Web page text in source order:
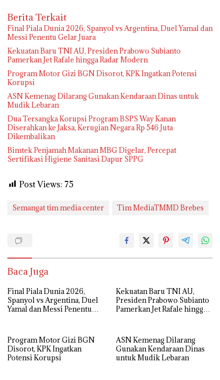
Berita Terkait
Final Piala Dunia 2026, Spanyol vs Argentina, Duel Yamal dan
Messi Penentu Gelar Juara
Kekuatan Baru TNI AU, Presiden Prabowo Subianto
Pamerkan Jet Rafale hingga Radar Modern
Program Motor Gizi BGN Disorot, KPK Ingatkan Potensi
Korupsi
ASN Kemenag Dilarang Gunakan Kendaraan Dinas untuk
Mudik Lebaran
Dua Tersangka Korupsi Program BSPS Way Kanan
Diserahkan ke Jaksa, Kerugian Negara Rp 546 Juta
Dikembalikan
Bimtek Penjamah Makanan MBG Digelar, Percepat
Sertifikasi Higiene Sanitasi Dapur SPPG
Post Views: 75
Semangat tim media center Tim MediaTMMD Brebes
Baca Juga
Final Piala Dunia 2026,
Spanyol vs Argentina, Duel
Yamal dan Messi Penentu
Kekuatan Baru TNI AU,
Presiden Prabowo Subianto
Pamerkan Jet Rafale hingga
Program Motor Gizi BGN
Disorot, KPK Ingatkan
Potensi Korupsi
ASN Kemenag Dilarang
Gunakan Kendaraan Dinas
untuk Mudik Lebaran